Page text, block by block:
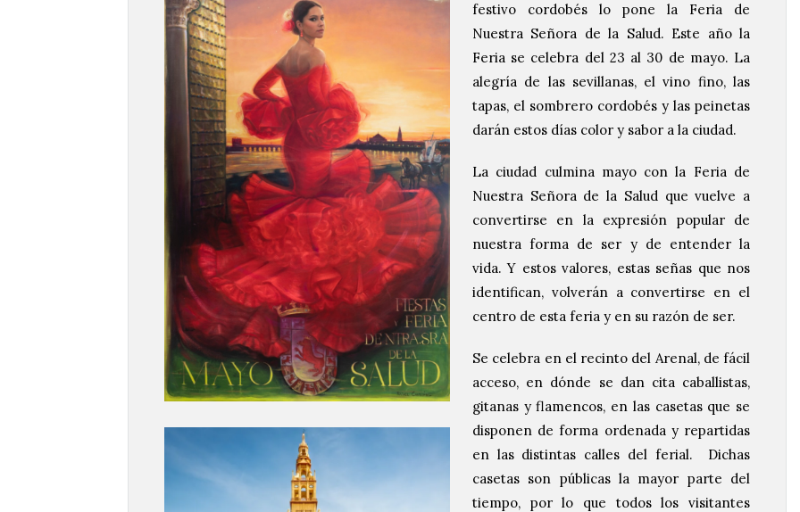
festivo cordobés lo pone la Feria de
Nuestra Señora de la Salud. Este año la
Feria se celebra del 23 al 30 de mayo. La
alegría de las sevillanas, el vino fino, las
tapas, el sombrero cordobés y las peinetas
darán estos días color y sabor a la ciudad.
La ciudad culmina mayo con la Feria de
Nuestra Señora de la Salud que vuelve a
convertirse en la expresión popular de
nuestra forma de ser y de entender la
vida. Y estos valores, estas señas que nos
identifican, volverán a convertirse en el
centro de esta feria y en su razón de ser.
Se celebra en el recinto del Arenal, de fácil
acceso, en dónde se dan cita caballistas,
gitanas y flamencos, en las casetas que se
disponen de forma ordenada y repartidas
en las distintas calles del ferial. Dichas
casetas son públicas la mayor parte del
tiempo, por lo que todos los visitantes